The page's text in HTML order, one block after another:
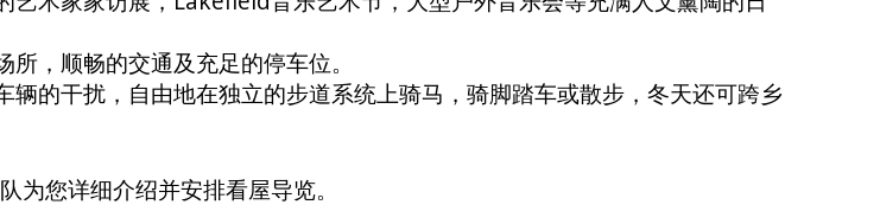
，顺畅的交通及充足的停车位。
的干扰，自由地在独立的步道系统上骑马，骑脚踏车或散步，冬天还可跨乡
您详细介绍并安排看屋导览。